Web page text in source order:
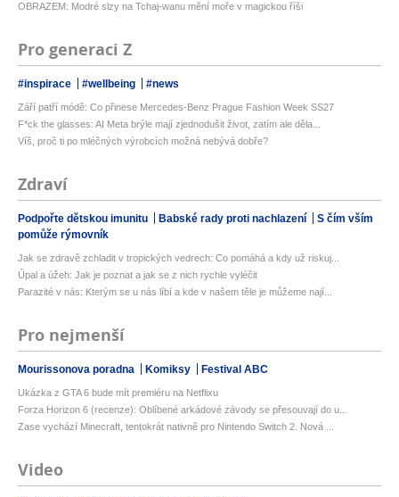
OBRAZEM: Modré slzy na Tchaj-wanu mění moře v magickou říši
Pro generaci Z
#inspirace #wellbeing #news
Září patří módě: Co přinese Mercedes-Benz Prague Fashion Week SS27
F*ck the glasses: AI Meta brýle mají zjednodušit život, zatím ale děla...
Víš, proč ti po mléčných výrobcích možná nebývá dobře?
Zdraví
Podpořte dětskou imunitu Babské rady proti nachlazení
S čím vším
pomůže rýmovník
Jak se zdravě zchladit v tropických vedrech: Co pomáhá a kdy už riskuj...
Úpal a úžeh: Jak je poznat a jak se z nich rychle vyléčit
Parazité v nás: Kterým se u nás líbí a kde v našem těle je můžeme nají...
Pro nejmenší
Mourissonova poradna Komiksy Festival ABC
Ukázka z GTA 6 bude mít premiéru na Netflixu
Forza Horizon 6 (recenze): Oblíbené arkádové závody se přesouvají do u...
Zase vychází Minecraft, tentokrát nativně pro Nintendo Switch 2. Nová ...
Video